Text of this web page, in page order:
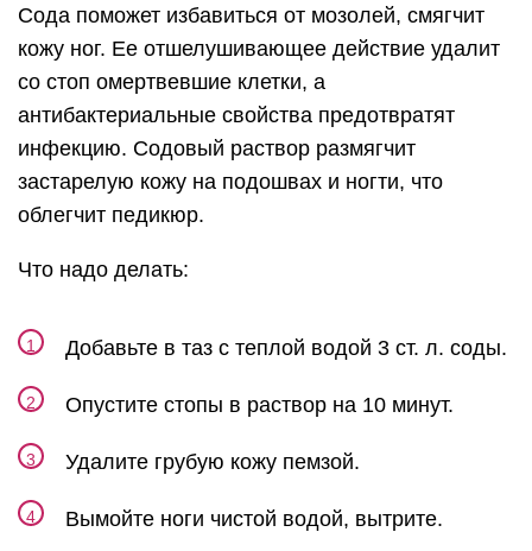
Сода поможет избавиться от мозолей, смягчит
кожу ног. Ее отшелушивающее действие удалит
со стоп омертвевшие клетки, а
антибактериальные свойства предотвратят
инфекцию. Содовый раствор размягчит
застарелую кожу на подошвах и ногти, что
облегчит педикюр.
Что надо делать:
Добавьте в таз с теплой водой 3 ст. л. соды.
Опустите стопы в раствор на 10 минут.
Удалите грубую кожу пемзой.
Вымойте ноги чистой водой, вытрите.